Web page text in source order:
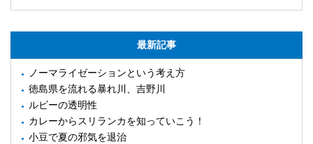
最新記事
ノーマライゼーションという考え方
徳島県を流れる暴れ川、吉野川
ルビーの透明性
カレーからスリランカを知っていこう！
小豆で夏の邪気を退治